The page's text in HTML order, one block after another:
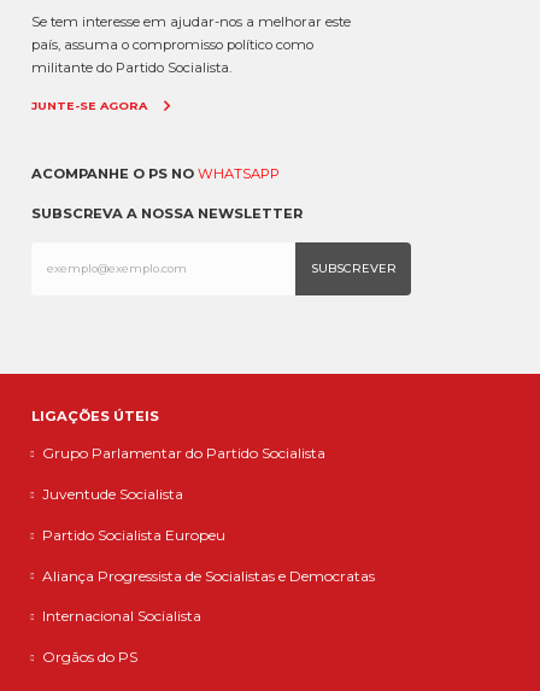
Se tem interesse em ajudar-nos a melhorar este
país, assuma o compromisso político como
militante do Partido Socialista.
JUNTE-SE AGORA
ACOMPANHE O PS NO WHATSAPP
SUBSCREVA A NOSSA NEWSLETTER
LIGAÇÕES ÚTEIS
Grupo Parlamentar do Partido Socialista
Juventude Socialista
Partido Socialista Europeu
Aliança Progressista de Socialistas e Democratas
Internacional Socialista
Orgãos do PS